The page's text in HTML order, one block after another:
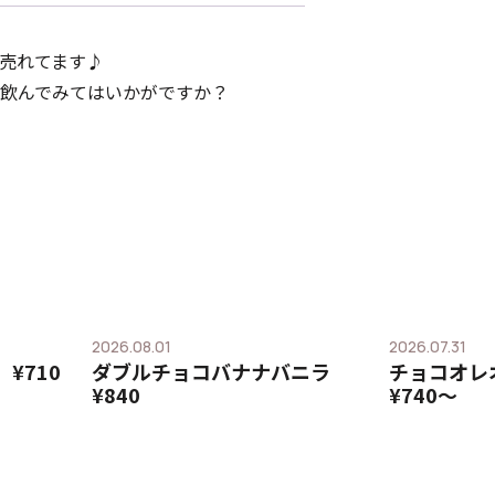
れてます♪
んでみてはいかがですか？
¥710
2026.08.01
ダブルチョコバナナバニラ
¥840
2026.07.31
チョコオ
¥740〜